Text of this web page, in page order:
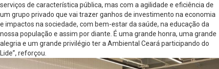
serviços de característica pública, mas com a agilidade e eficiência de
um grupo privado que vai trazer ganhos de investimento na economia
e impactos na sociedade, com bem-estar da saúde, na educação da
nossa população e assim por diante. É uma grande honra, uma grande
alegria e um grande privilégio ter a Ambiental Ceará participando do
Lide”, reforçou.